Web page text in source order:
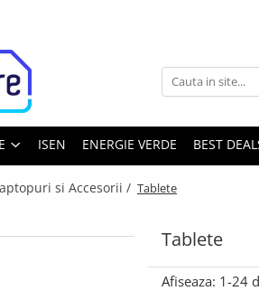
ISEN ENERGIE VERDE BEST
si Accesorii / Tablete
Tablete
Afiseaza: 1-24